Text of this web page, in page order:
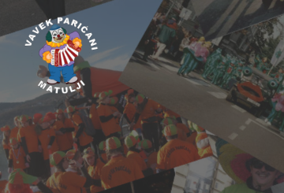
content